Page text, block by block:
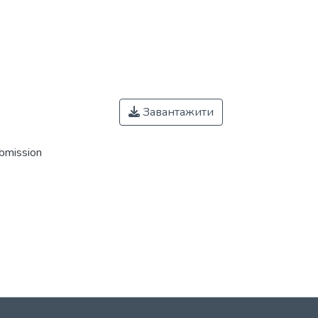
Завантажити